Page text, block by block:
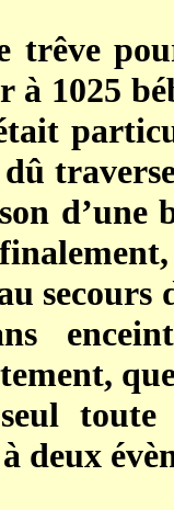
trêve
à 1025
dû
d’une
secours
toute
deux